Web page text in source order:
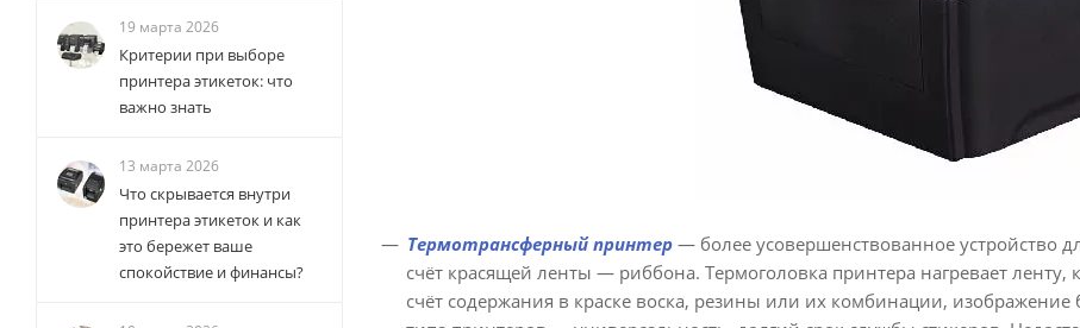
Термотрансферный принтер — более усовершенствованное устройство
счёт красящей ленты — риббона. Термоголовка принтера нагревает ленту,
счёт содержания в краске воска, резины или их комбинации,
19 марта 2026
Критерии при выборе
принтера этикеток: что
важно знать
13 марта 2026
Что скрывается внутри
принтера этикеток и как
это бережет ваше
спокойствие и финансы?